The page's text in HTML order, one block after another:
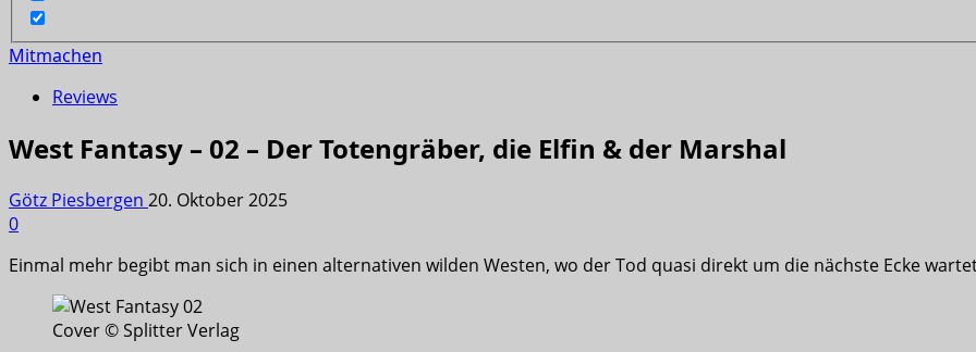
Mitmachen
Reviews
West Fantasy – 02 – Der Totengräber, die Elfin & der Marshal
Götz Piesbergen 20. Oktober 2025
0
Einmal mehr begibt man sich in einen alternativen wilden Westen, wo der Tod quasi direkt um die nächste Ecke
Cover © Splitter Verlag